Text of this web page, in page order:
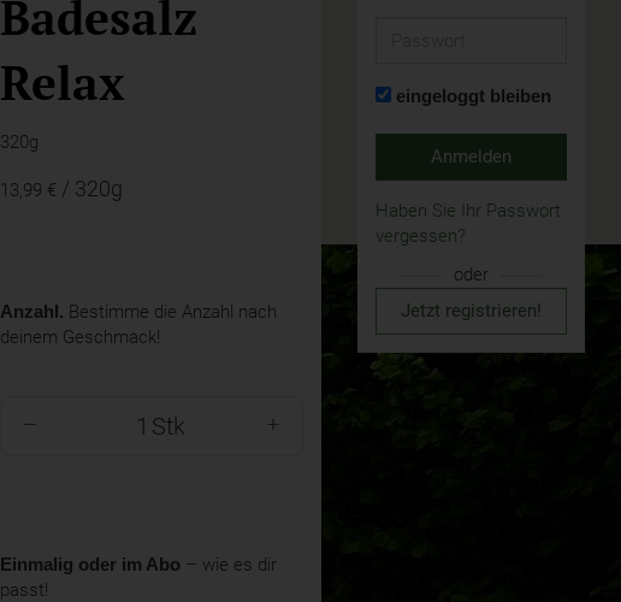
Badesalz
Relax
320g
13,99 € / 320g
Anzahl. Bestimme die Anzahl nach
deinem Geschmack!
Stk
Einmalig oder im Abo – wie es dir
passt!
eingeloggt bleiben
Anmelden
Haben Sie Ihr Passwort
vergessen?
oder
Jetzt registrieren!